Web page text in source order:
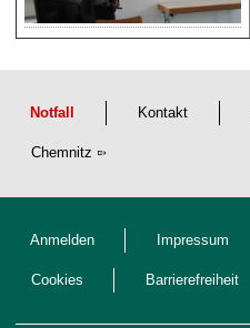
Notfall Kontakt
Chemnitz
Anmelden Impressum
Cookies Barrierefreiheit